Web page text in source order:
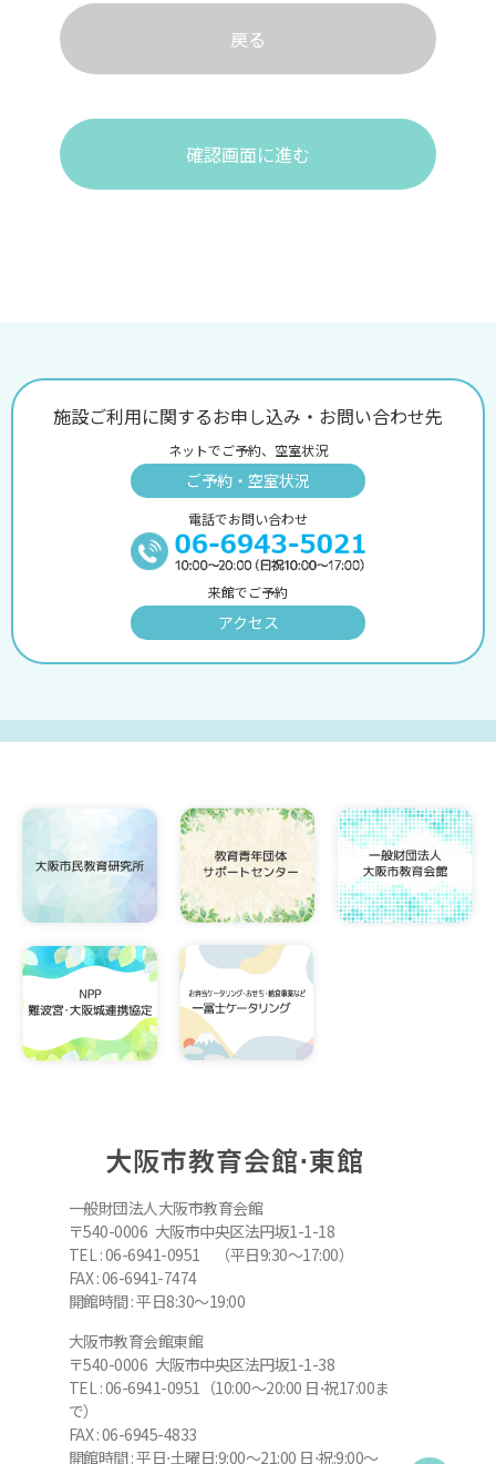
戻る
確認画面に進む
施設ご利用に関するお申し込み・お問い合わせ先
ネットでご予約、空室状況
ご予約・空室状況
電話でお問い合わせ
来館でご予約
アクセス
大阪市教育会館⋅東館
一般財団法人大阪市教育会館
〒540-0006 大阪市中央区法円坂1-1-18
TEL : 06-6941-0951 （平日9:30～17:00）
FAX : 06-6941-7474
開館時間 : 平日8:30～19:00
大阪市教育会館東館
〒540-0006 大阪市中央区法円坂1-1-38
TEL : 06-6941-0951（10:00～20:00 日⋅祝17:00ま
で）
FAX : 06-6945-4833
開館時間 : 平日⋅土曜日:9:00～21:00 日⋅祝:9:00～